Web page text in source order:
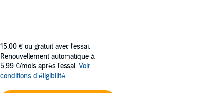
15,00 € ou gratuit avec l'essai.
Renouvellement automatique à
5,99 €/mois après l'essai. Voir
conditions d'éligibilité